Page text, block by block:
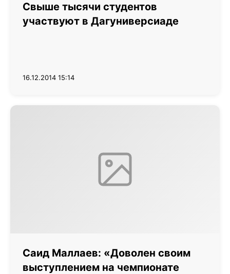
Свыше тысячи студентов
участвуют в Дагуниверсиаде
16.12.2014 15:14
Саид Маллаев: «Доволен своим
выступлением на чемпионате